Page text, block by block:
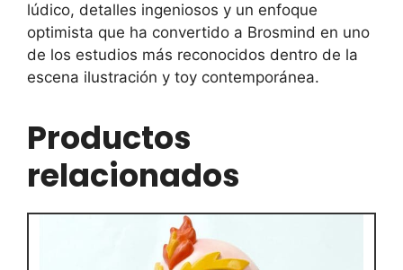
lúdico, detalles ingeniosos y un enfoque
optimista que ha convertido a Brosmind en uno
de los estudios más reconocidos dentro de la
escena ilustración y toy contemporánea.
Productos
relacionados